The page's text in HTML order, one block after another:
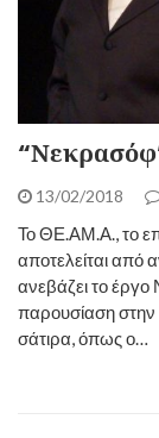
13/02/2018
Το ΘΕ.ΑΜ.Α., το
αποτελείται από
ανεβάζει το
παρουσίαση
σάτιρα, όπως ο…